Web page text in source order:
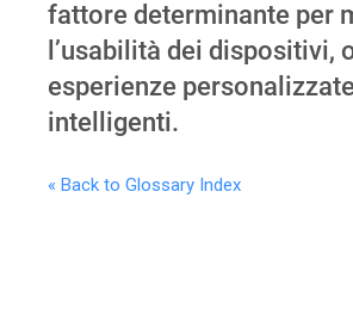
fattore determinante per
l’usabilità dei dispositivi,
esperienze
intelligenti.
« Back to Glossary Index